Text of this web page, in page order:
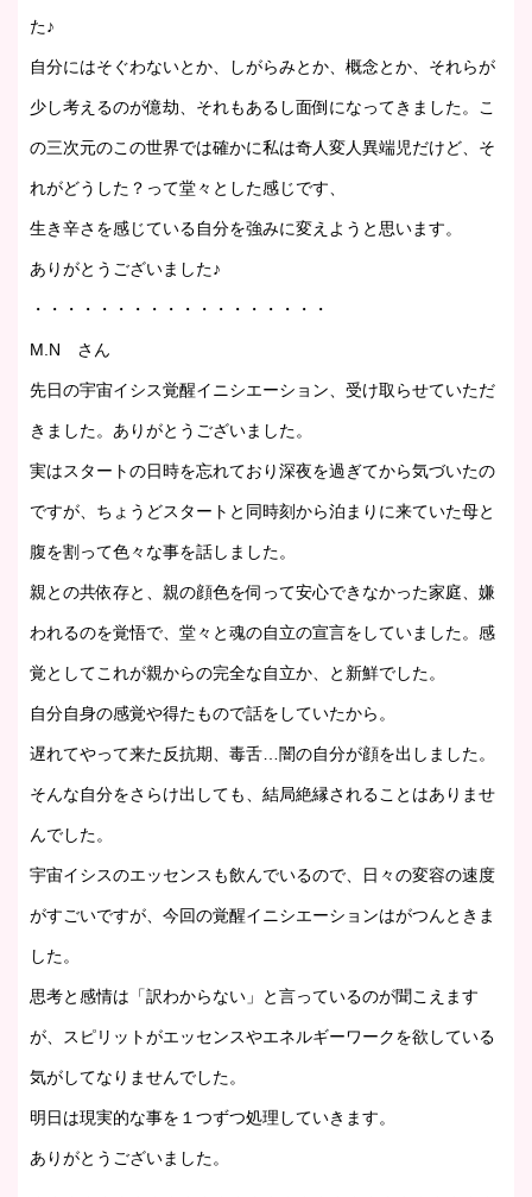
た♪
自分にはそぐわないとか、しがらみとか、概念とか、それらが
少し考えるのが億劫、それもあるし面倒になってきました。こ
の三次元のこの世界では確かに私は奇人変人異端児だけど、そ
れがどうした？って堂々とした感じです、
生き辛さを感じている自分を強みに変えようと思います。
ありがとうございました♪
・・・・・・・・・・・・・・・・・・
M.N さん
先日の宇宙イシス覚醒イニシエーション、受け取らせていただ
きました。ありがとうございました。
実はスタートの日時を忘れており深夜を過ぎてから気づいたの
ですが、ちょうどスタートと同時刻から泊まりに来ていた母と
腹を割って色々な事を話しました。
親との共依存と、親の顔色を伺って安心できなかった家庭、嫌
われるのを覚悟で、堂々と魂の自立の宣言をしていました。感
覚としてこれが親からの完全な自立か、と新鮮でした。
自分自身の感覚や得たもので話をしていたから。
遅れてやって来た反抗期、毒舌…闇の自分が顔を出しました。
そんな自分をさらけ出しても、結局絶縁されることはありませ
んでした。
宇宙イシスのエッセンスも飲んでいるので、日々の変容の速度
がすごいですが、今回の覚醒イニシエーションはがつんときま
した。
思考と感情は「訳わからない」と言っているのが聞こえます
が、スピリットがエッセンスやエネルギーワークを欲している
気がしてなりませんでした。
明日は現実的な事を１つずつ処理していきます。
ありがとうございました。